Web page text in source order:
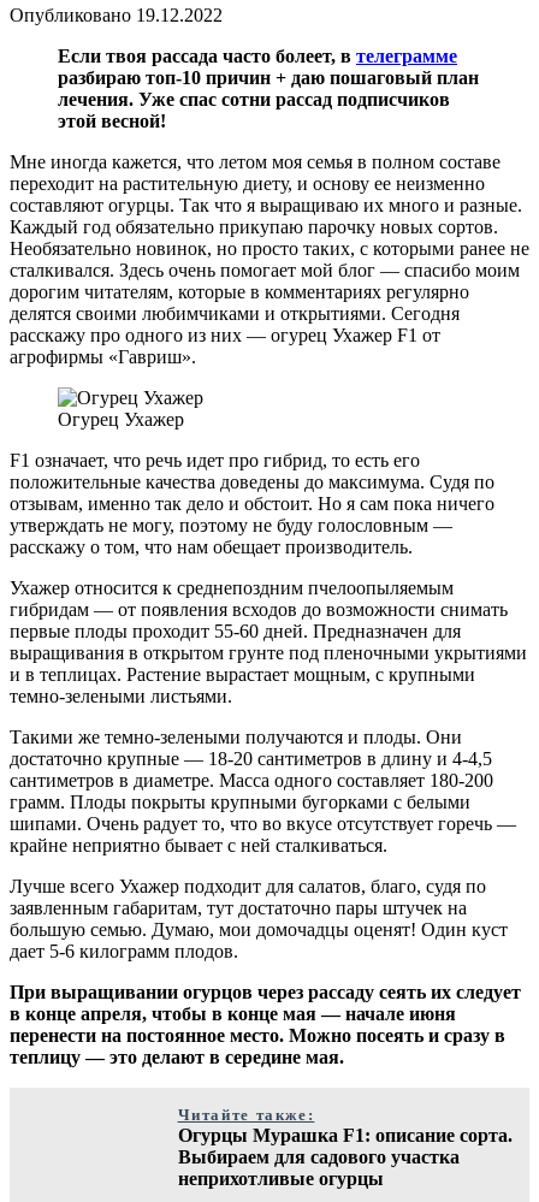
Опубликовано 19.12.2022
Если твоя рассада часто болеет, в телеграмме
разбираю топ-10 причин + даю пошаговый план
лечения. Уже спас сотни рассад подписчиков
этой весной!
Мне иногда кажется, что летом моя семья в полном составе
переходит на растительную диету, и основу ее неизменно
составляют огурцы. Так что я выращиваю их много и разные.
Каждый год обязательно прикупаю парочку новых сортов.
Необязательно новинок, но просто таких, с которыми ранее не
сталкивался. Здесь очень помогает мой блог — спасибо моим
дорогим читателям, которые в комментариях регулярно
делятся своими любимчиками и открытиями. Сегодня
расскажу про одного из них — огурец Ухажер F1 от
агрофирмы «Гавриш».
Огурец Ухажер
F1 означает, что речь идет про гибрид, то есть его
положительные качества доведены до максимума. Судя по
отзывам, именно так дело и обстоит. Но я сам пока ничего
утверждать не могу, поэтому не буду голословным —
расскажу о том, что нам обещает производитель.
Ухажер относится к среднепоздним пчелоопыляемым
гибридам — от появления всходов до возможности снимать
первые плоды проходит 55-60 дней. Предназначен для
выращивания в открытом грунте под пленочными укрытиями
и в теплицах. Растение вырастает мощным, с крупными
темно-зелеными листьями.
Такими же темно-зелеными получаются и плоды. Они
достаточно крупные — 18-20 сантиметров в длину и 4-4,5
сантиметров в диаметре. Масса одного составляет 180-200
грамм. Плоды покрыты крупными бугорками с белыми
шипами. Очень радует то, что во вкусе отсутствует горечь —
крайне неприятно бывает с ней сталкиваться.
Лучше всего Ухажер подходит для салатов, благо, судя по
заявленным габаритам, тут достаточно пары штучек на
большую семью. Думаю, мои домочадцы оценят! Один куст
дает 5-6 килограмм плодов.
При выращивании огурцов через рассаду сеять их следует
в конце апреля, чтобы в конце мая — начале июня
перенести на постоянное место. Можно посеять и сразу в
теплицу — это делают в середине мая.
Читайте также:
Огурцы Мурашка F1: описание сорта.
Выбираем для садового участка
неприхотливые огурцы